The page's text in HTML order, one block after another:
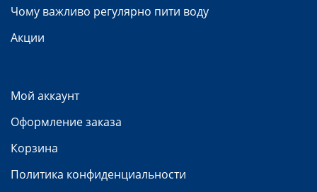
Чому важливо регулярно пити воду
Акции
Мой аккаунт
Оформление заказа
Корзина
Политика конфиденциальности